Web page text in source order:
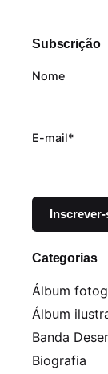
Subscrição
Nome
E-mail*
Categorias
Álbum
Álbum
Banda
Biografia